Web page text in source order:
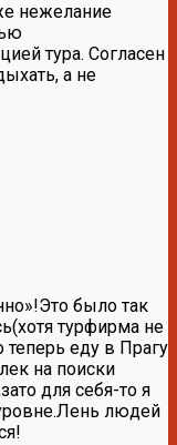
нежелание
тура. Согласен
а не
было так
турфирма не
теперь еду в Прагу
на поиски
для себя-то я
людей